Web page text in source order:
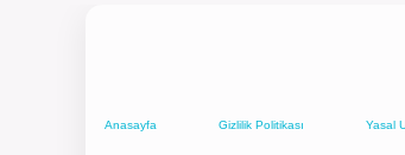
Anasayfa Gizlilik Politikası Yasal